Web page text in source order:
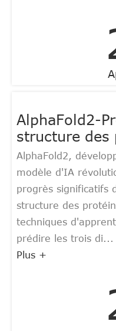
AlphaFold2-
structure des
AlphaFold2,
modèle d'IA
progrès significatifs
structure des
techniques
prédire les trois di...
Plus +